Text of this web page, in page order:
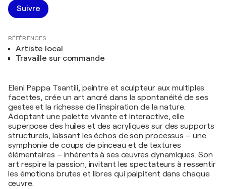
Suivre
RÉFÉRENCES
Artiste local
Travaille sur commande
Eleni Pappa Tsantili, peintre et sculpteur aux multiples
facettes, crée un art ancré dans la spontanéité de ses
gestes et la richesse de l'inspiration de la nature.
Adoptant une palette vivante et interactive, elle
superpose des huiles et des acryliques sur des supports
structurels, laissant les échos de son processus – une
symphonie de coups de pinceau et de textures
élémentaires – inhérents à ses œuvres dynamiques. Son
art respire la passion, invitant les spectateurs à ressentir
les émotions brutes et libres qui palpitent dans chaque
œuvre.